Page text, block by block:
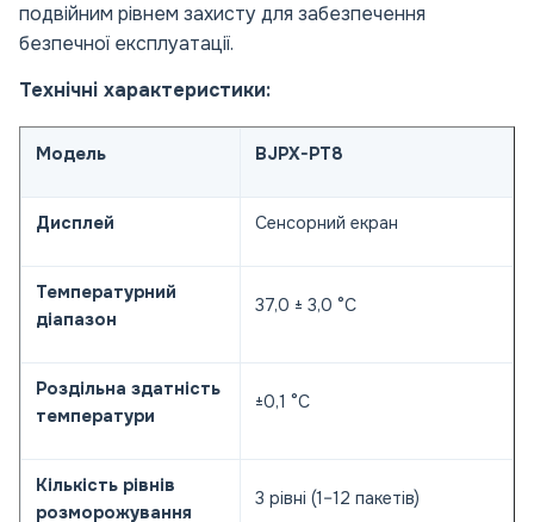
подвійним рівнем захисту для забезпечення
безпечної експлуатації.
Технічні характеристики:
Модель BJPX-PT8
Дисплей Сенсорний екран
Температурний
діапазон
37,0 ± 3,0 °C
Роздільна здатність
температури
±0,1 °C
Кількість рівнів
розморожування
3 рівні (1–12 пакетів)